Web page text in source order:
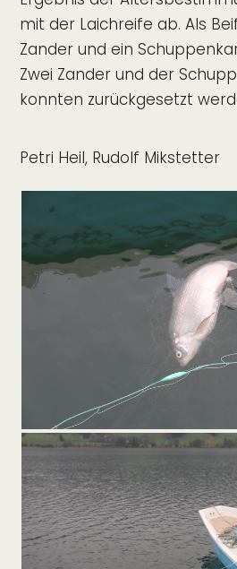
mit der Laichreife ab. Als
Zander und ein
Zwei Zander und der
konnten zurückgesetzt
Petri Heil, Rudolf Mikstetter